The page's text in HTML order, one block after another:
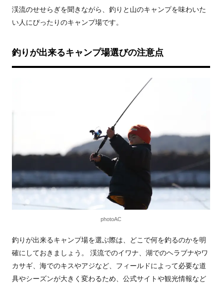
渓流のせせらぎを聞きながら、釣りと山のキャンプを味わいた
い人にぴったりのキャンプ場です。
釣りが出来るキャンプ場選びの注意点
photoAC
釣りが出来るキャンプ場を選ぶ際は、どこで何を釣るのかを明
確にしておきましょう。 渓流でのイワナ、湖でのヘラブナやワ
カサギ、海でのキスやアジなど、フィールドによって必要な道
具やシーズンが大きく変わるため、公式サイトや観光情報など